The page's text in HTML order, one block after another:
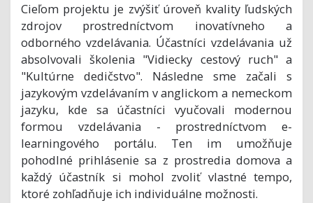
Cieľom projektu je zvýšiť úroveň kvality ľudských
zdrojov prostredníctvom inovatívneho a
odborného vzdelávania. Účastníci vzdelávania už
absolvovali školenia "Vidiecky cestový ruch" a
"Kultúrne dedičstvo". Následne sme začali s
jazykovým vzdelávaním v anglickom a nemeckom
jazyku, kde sa účastníci vyučovali modernou
formou vzdelávania - prostredníctvom e-
learningového portálu. Ten im umožňuje
pohodlné prihlásenie sa z prostredia domova a
každý účastník si mohol zvoliť vlastné tempo,
ktoré zohľadňuje ich individuálne možnosti.